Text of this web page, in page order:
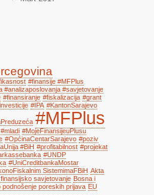
#finansije #MFPlus
#analizaposlovanja #savjetovanje
#finansiranje #fiskalizacija #grant
#IPA #KantonSarajevo
#MFPlus
#mladi #MojeFinansijeuPlusu
#OpćinaCentarSarajevo #poziv
#BiH #profitabilnost #projekat
#UNDP
#UniCreditbankaMostar
SistemimaFBiH Akta
savjetovanje Bosna i
podnošenje poreskih prijava EU